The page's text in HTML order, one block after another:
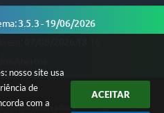
nosso site usa
de
com a
ACEITAR
3.5.3 - 19/06/2026
direitos reservados -